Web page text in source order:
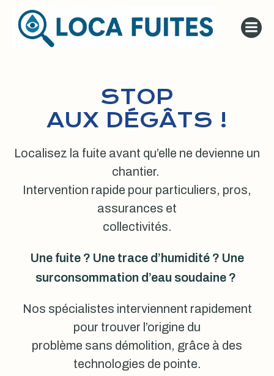
au
contenu
STOP
AUX DÉGÂTS !
Localisez la fuite avant qu’elle ne devienne un
chantier.
Intervention rapide pour particuliers, pros,
assurances et
collectivités.
Une fuite ? Une trace d’humidité ? Une
surconsommation d’eau soudaine ?
Nos spécialistes interviennent rapidement
pour trouver l’origine du
problème sans démolition, grâce à des
technologies de pointe.